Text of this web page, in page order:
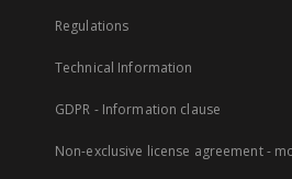
Regulations
Technical Information
GDPR - Information clause
Non-exclusive license agreement -